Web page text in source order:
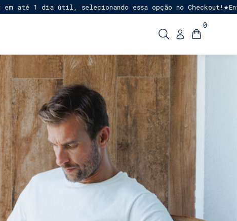
dia útil, selecionando essa opção no Checkout!★Entrega
0